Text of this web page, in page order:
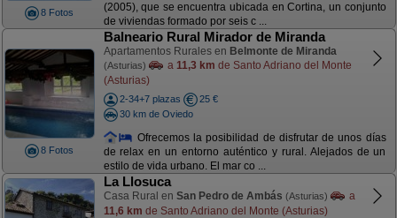
8 Fotos
(2005), que se encuentra ubicada en Cortina, un conjunto
de viviendas formado por seis c ...
8 Fotos
Balneario Rural Mirador de Miranda
Apartamentos Rurales en Belmonte de Miranda
(Asturias) a 11,3 km de Santo Adriano del Monte
(Asturias)
2-34+7 plazas
25 €
30 km de Oviedo
Ofrecemos la posibilidad de disfrutar de unos días
de relax en un entorno auténtico y rural. Alejados de un
estilo de vida urbano. El mar co ...
La Llosuca
Casa Rural en San Pedro de Ambás (Asturias)
a
11,6 km de Santo Adriano del Monte (Asturias)